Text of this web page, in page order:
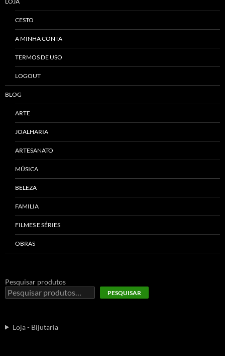
CESTO
A MINHA CONTA
TERMOS DE USO
LOGOUT
BLOG
ARTE
JOALHARIA
ARTESANATO
MÚSICA
BELEZA
FAMILIA
FILMES E SÉRIES
OBRAS
Pesquisar produtos
PESQUISAR
Loja - Bijutaria